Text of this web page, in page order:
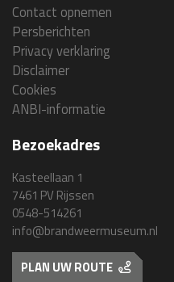
Contact opnemen
Persberichten
Privacy verklaring
Disclaimer
Cookies
ANBI-informatie
Bezoekadres
Kasteellaan 1
7461 PV Rijssen
0548-514261
info@brandweermuseum.nl
PLAN UW ROUTE